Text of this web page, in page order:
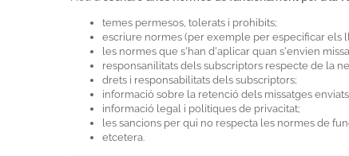
temes permesos, tolerats i prohibits;
escriure normes (per exemple per especificar els
les normes que s'han d'aplicar quan s'envien
responsanilitats dels subscriptors respecte de la
drets i responsabilitats dels subscriptors;
informació sobre la retenció dels missatges
informació legal i polítiques de privacitat;
les sancions per qui no respecta les normes de
etcetera.